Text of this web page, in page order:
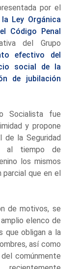
por el
Ley Orgánica
Código Penal
del Grupo
efectivo del
social de la
de jubilación
Socialista fue
y propone
de la Seguridad
al tiempo de
los mismos
que en el
de motivos, se
elenco de
que obligan a la
así como
comúnmente